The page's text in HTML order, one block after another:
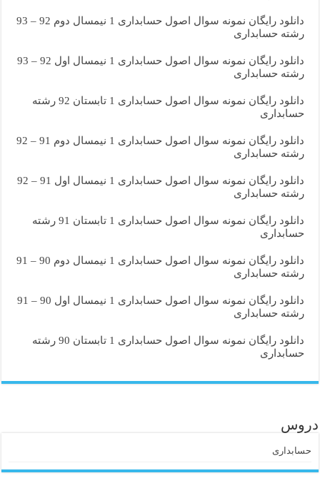
دانلود رایگان نمونه سوال اصول حسابداری 1 نیمسال دوم 92 – 93
رشته حسابداری
دانلود رایگان نمونه سوال اصول حسابداری 1 نیمسال اول 92 – 93
رشته حسابداری
دانلود رایگان نمونه سوال اصول حسابداری 1 تابستان 92 رشته
حسابداری
دانلود رایگان نمونه سوال اصول حسابداری 1 نیمسال دوم 91 – 92
رشته حسابداری
دانلود رایگان نمونه سوال اصول حسابداری 1 نیمسال اول 91 – 92
رشته حسابداری
دانلود رایگان نمونه سوال اصول حسابداری 1 تابستان 91 رشته
حسابداری
دانلود رایگان نمونه سوال اصول حسابداری 1 نیمسال دوم 90 – 91
رشته حسابداری
دانلود رایگان نمونه سوال اصول حسابداری 1 نیمسال اول 90 – 91
رشته حسابداری
دانلود رایگان نمونه سوال اصول حسابداری 1 تابستان 90 رشته
حسابداری
دروس
حسابداری